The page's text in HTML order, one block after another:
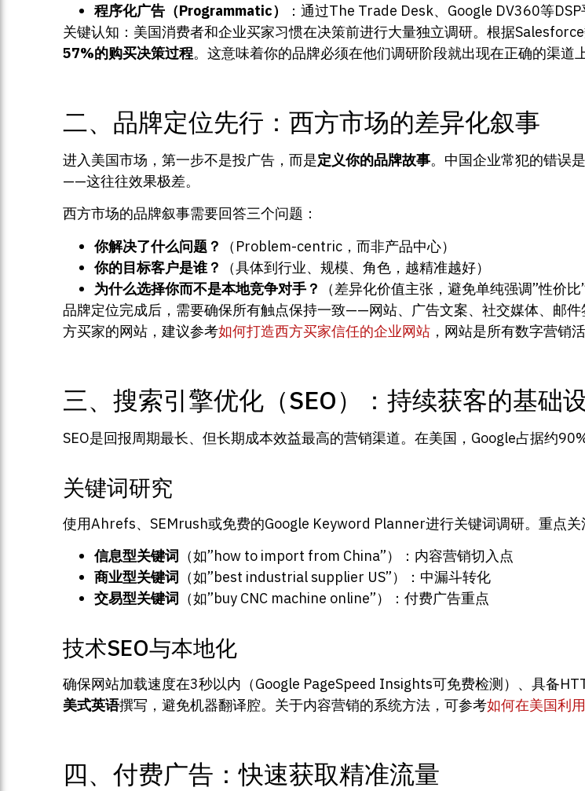
程序化广告（Programmatic）
：通过The Trade Desk、Google DV360等
关键认知：美国消费者和企业买家习惯在决策前进行大量独立调研。根据
57%的购买决策过程。这意味着你的品牌必须在他们调研阶段就出现在正确的渠道
二、品牌定位先行：西方市场的差异化叙事
进入美国市场，第一步不是投广告，而是定义你的品牌故事。中国企业常犯的错误
——这往往效果极差。
西方市场的品牌叙事需要回答三个问题：
你解决了什么问题？
（Problem-centric，而非产品中心）
你的目标客户是谁？
（具体到行业、规模、角色，越精准越好）
为什么选择你而不是本地竞争对手？
（差异化价值主张，避免单纯强调”性价比”
品牌定位完成后，需要确保所有触点保持一致——网站、广告文案、社交媒体、邮
方买家的网站，建议参考如何打造西方买家信任的企业网站 ，网站是所有数字营销
三、搜索引擎优化（SEO）：持续获客的基础
SEO是回报周期最长、但长期成本效益最高的营销渠道。在美国，Google占据约
关键词研究
使用Ahrefs、SEMrush或免费的Google Keyword Planner进行关键词调研。重点关
信息型关键词 （如”how to import from China”）：内容营销切入点
商业型关键词 （如”best industrial supplier US”）：中漏斗转化
交易型关键词 （如”buy CNC machine online”）：付费广告重点
技术SEO与本地化
确保网站加载速度在3秒以内（Google PageSpeed Insights可免费检测）、具备
美式英语撰写，避免机器翻译腔。关于内容营销的系统方法，可参考如何在美国利
四、付费广告：快速获取精准流量